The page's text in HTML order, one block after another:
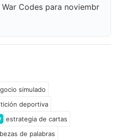
Codes para noviembr
simulado
deportiva
estrategia de cartas
de palabras